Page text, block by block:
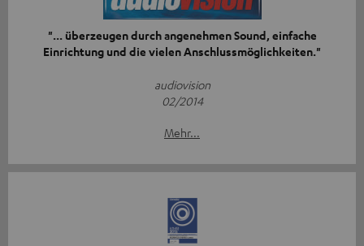
"... überzeugen durch angenehmen Sound, einfache
Einrichtung und die vielen Anschlussmöglichkeiten."
audiovision
02/2014
Mehr...